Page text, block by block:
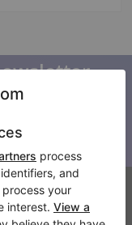
di Klaviano